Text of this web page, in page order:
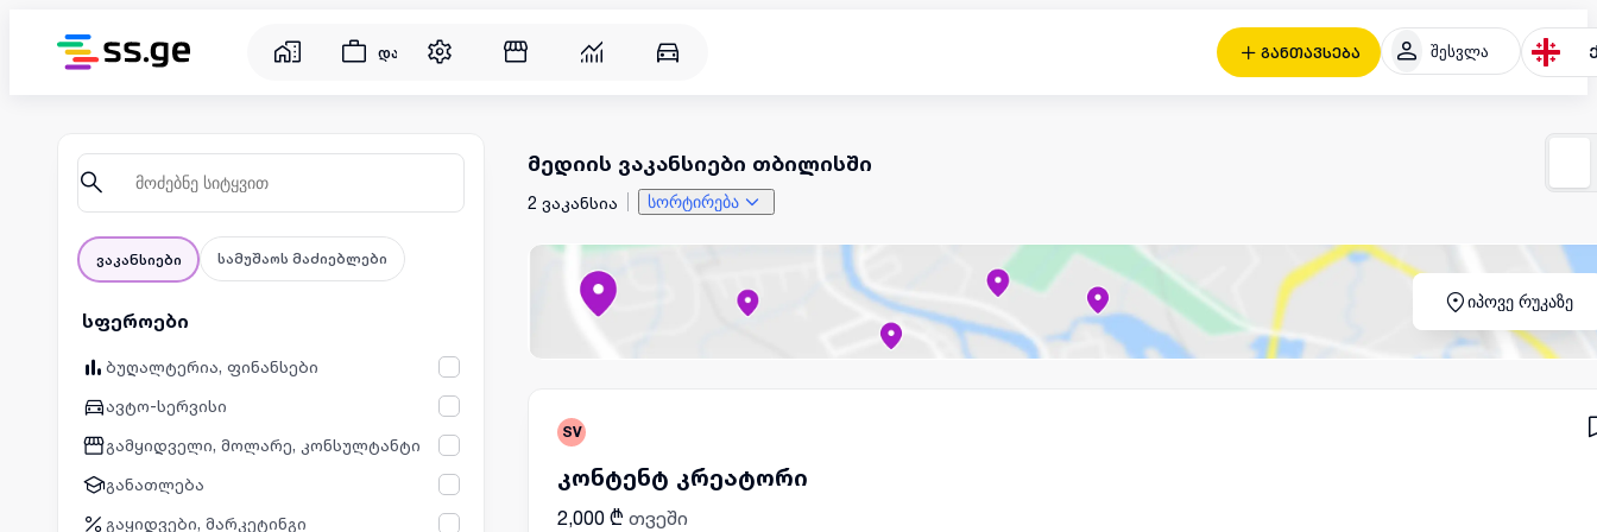
განთავსება შესვლა
დასაქმება
ვაკანსიები სამუშაოს მაძიებლები
სფეროები
ბუღალტერია, ფინანსები
ავტო-სერვისი
გამყიდველი, მოლარე, კონსულტანტი
განათლება
გაყიდვები, მარკეტინგი
მედიის ვაკანსიები თბილისში
2 ვაკანსია სორტირება
იპოვე რუკაზე
SV
კონტენტ კრეატორი
2,000 ₾ თვეში